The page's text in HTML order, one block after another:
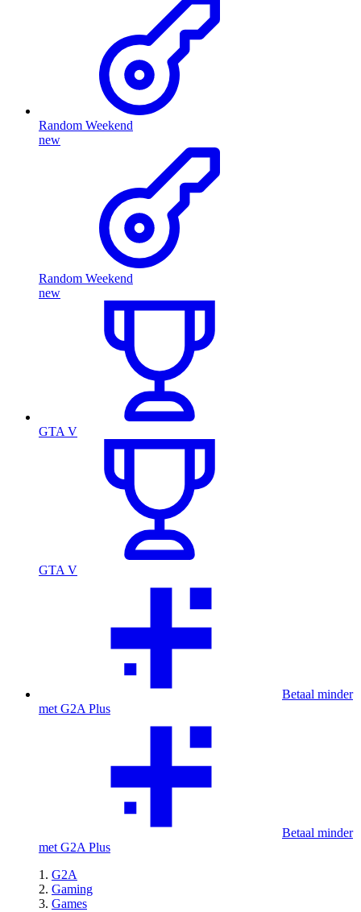
Random Weekend
new
Random Weekend
new
GTA V
GTA V
Betaal minder
met G2A Plus
Betaal minder
met G2A Plus
G2A
Gaming
Games